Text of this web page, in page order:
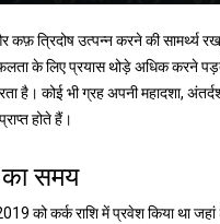
कफ़ त्रिदोष उत्पन्न करने की सामर्थ्य
के लिए प्रयास थोड़े अधिक करने
है। कोई भी ग्रह अपनी महादशा,
होते हैं।
समय
को कर्क राशि में प्रवेश किया था